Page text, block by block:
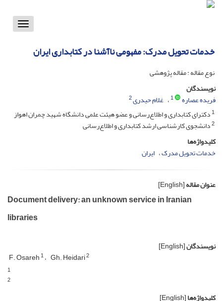
Toggle
خدمات تحویل مدرک: مفهومی ناآشنا در کتابداری ایران
نوع مقاله : مقاله پژوهشی
نویسندگان
فریده عصاره
1 غلام حیدری2
1دکترای کتابداری و اطلاع‌رسانی و عضو هیئت علمی دانشگاه شهید چمران اهواز
2دانشجوی کارشناسی ارشد کتابداری و اطلاع‌رسانی
کلیدواژه‌ها
خدمات تحویل مدرک ایران
عنوان مقاله[English]
Document delivery: an unknown service in Iranian
libraries
نویسندگان[English]
F. Osareh1 Gh. Heidari2
1
2
کلیدواژه‌ها[English]